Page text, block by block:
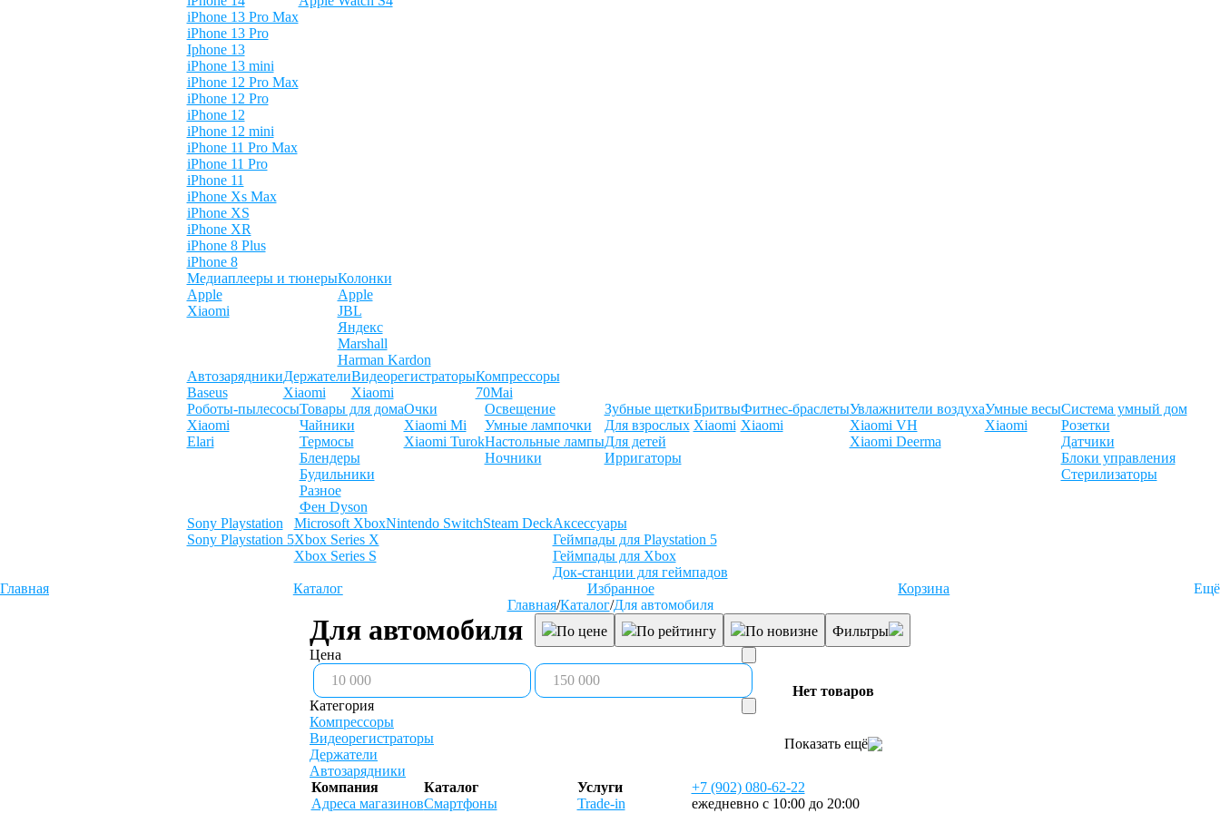
iPhone 13 Pro Max
iPhone 13 Pro
Iphone 13
iPhone 13 mini
iPhone 12 Pro Max
iPhone 12 Pro
iPhone 12
iPhone 12 mini
iPhone 11 Pro Max
iPhone 11 Pro
iPhone 11
iPhone Xs Max
iPhone XS
iPhone XR
iPhone 8 Plus
iPhone 8
Медиаплееры и тюнеры
Apple
Xiaomi
Колонки
Apple
JBL
Яндекс
Marshall
Harman Kardon
Автозарядники
Baseus
Держатели
Xiaomi
Видеорегистраторы
Xiaomi
Компрессоры
70Mai
Роботы-пылесосы
Xiaomi
Elari
Товары для дома
Чайники
Термосы
Блендеры
Будильники
Разное
Фен Dyson
Очки
Xiaomi Mi
Xiaomi Turok
Освещение
Умные лампочки
Настольные лампы
Ночники
Зубные щетки
Для взрослых
Для детей
Ирригаторы
Бритвы
Xiaomi
Фитнес-браслеты
Xiaomi
Увлажнители воздуха
Xiaomi VH
Xiaomi Deerma
Умные весы
Xiaomi
Система умный дом
Розетки
Датчики
Блоки управления
Стерилизаторы
Sony Playstation
Sony Playstation 5
Microsoft Xbox
Xbox Series X
Xbox Series S
Nintendo SwitchSteam DeckАксессуары
Геймпады для Playstation 5
Геймпады для Xbox
Док-станции для геймпадов
Главная
Каталог Избранное Корзина
Ещё
Главная/Каталог/Для автомобиля
Для автомобиля По цене По рейтингу По новизне
Фильтры
Цена
Категория
Компрессоры
Видеорегистраторы
Держатели
Автозарядники
Нет товаров
Показать ещё
Компания
Адреса магазинов
Каталог
Смартфоны
Услуги
Trade-in
+7 (902) 080-62-22
ежедневно с 10:00 до 20:00